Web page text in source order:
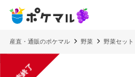
産直・通販のポケマル 野菜 野菜セット